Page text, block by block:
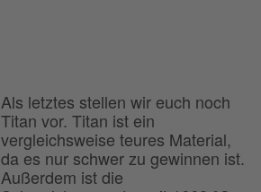
Als letztes stellen wir euch noch
Titan vor. Titan ist ein
vergleichsweise teures Material,
da es nur schwer zu gewinnen ist.
Außerdem ist die